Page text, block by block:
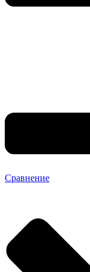
Сравнение